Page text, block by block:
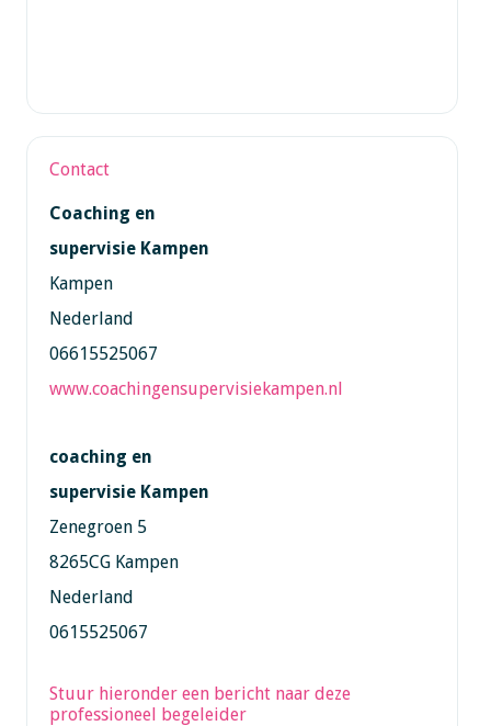
Contact
Coaching en
supervisie Kampen
Kampen
Nederland
06615525067
www.coachingensupervisiekampen.nl
coaching en
supervisie Kampen
Zenegroen 5
8265CG Kampen
Nederland
0615525067
Stuur hieronder een bericht naar deze
professioneel begeleider